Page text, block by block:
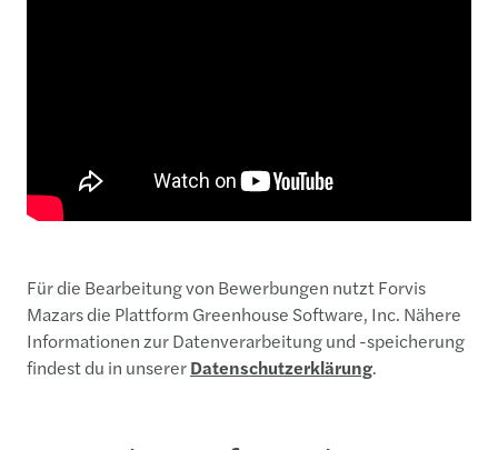
Für die Bearbeitung von Bewerbungen nutzt Forvis
Mazars die Plattform Greenhouse Software, Inc. Nähere
Informationen zur Datenverarbeitung und -speicherung
findest du in unsererDatenschutzerklärung.